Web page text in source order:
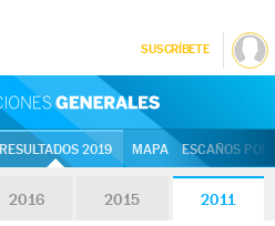
SUSCRÍBETE
RESULTADOS 2019 MAPA ESCAÑOS
2016 2015 2011